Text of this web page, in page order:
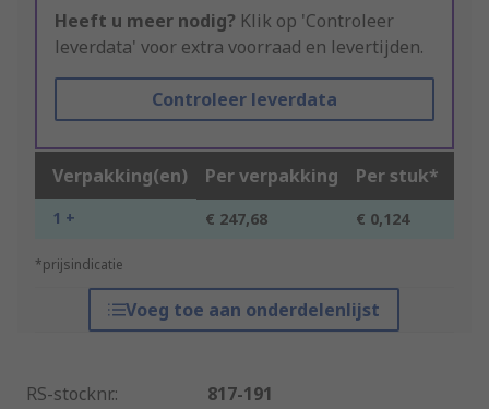
Heeft u meer nodig? Klik op 'Controleer
leverdata' voor extra voorraad en levertijden.
Controleer leverdata
Verpakking(en) Per verpakking Per stuk*
1 + € 247,68 € 0,124
*prijsindicatie
Voeg toe aan onderdelenlijst
RS-stocknr.:
817-191